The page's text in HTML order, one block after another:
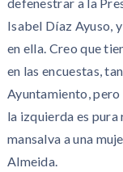
Isabel Díaz Ayuso,
en ella. Creo que
en las encuestas,
Ayuntamiento, pero
la izquierda es
mansalva a una
Almeida.